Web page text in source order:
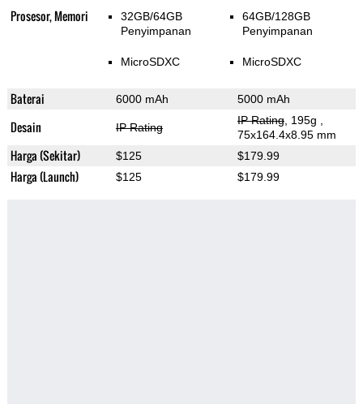
Prosesor, Memori
32GB/64GB
Penyimpanan
MicroSDXC
64GB/128GB
Penyimpanan
MicroSDXC
Baterai 6000 mAh 5000 mAh
Desain IP Rating
IP Rating, 195g
75x164.4x8.95 mm
Harga (Sekitar) $125 $179.99
Harga (Launch) $125 $179.99